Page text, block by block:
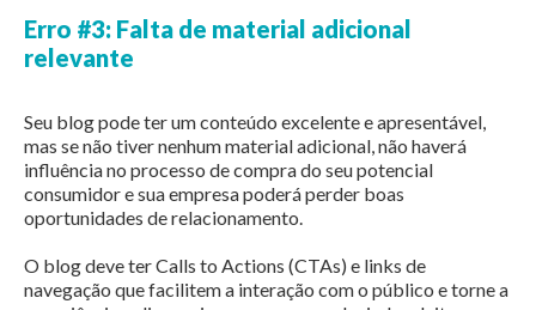
Erro #3: Falta de material adicional
relevante
Seu blog pode ter um conteúdo excelente e apresentável,
mas se não tiver nenhum material adicional, não haverá
influência no processo de compra do seu potencial
consumidor e sua empresa poderá perder boas
oportunidades de relacionamento.
O blog deve ter Calls to Actions (CTAs) e links de
navegação que facilitem a interação com o público e torne a